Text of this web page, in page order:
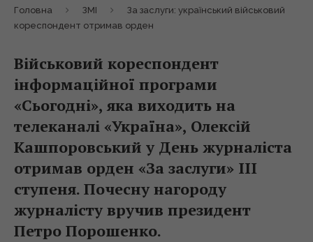
Головна ЗМІ
За заслуги: український військовий
кореспондент отримав орден
Військовий кореспондент
інформаційної програми
«Сьогодні», яка виходить на
телеканалі «Україна», Олексій
Кашпоровський у День журналіста
отримав орден «За заслуги» III
ступеня. Почесну нагороду
журналісту вручив президент
Петро Порошенко.